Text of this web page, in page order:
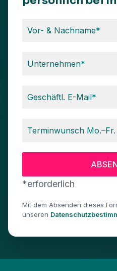
*erforderlich
Mit dem Absenden dieses
unseren